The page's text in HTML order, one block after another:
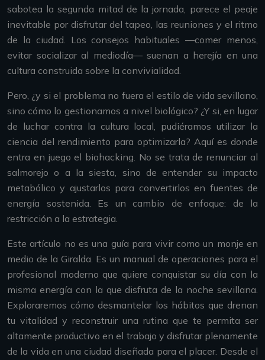
sabotea la segunda mitad de la jornada, parece el peaje
inevitable por disfrutar del tapeo, las reuniones y el ritmo
de la ciudad. Los consejos habituales —comer menos,
evitar socializar al mediodía— suenan a herejía en una
cultura construida sobre la convivialidad.
Pero, ¿y si el problema no fuera el estilo de vida sevillano,
sino cómo lo gestionamos a nivel biológico? ¿Y si, en lugar
de luchar contra la cultura local, pudiéramos utilizar la
ciencia del rendimiento para optimizarla? Aquí es donde
entra en juego el biohacking. No se trata de renunciar al
salmorejo o a la siesta, sino de entender su impacto
metabólico y ajustarlos para convertirlos en fuentes de
energía sostenida. Es un cambio de enfoque: de la
restricción a la estrategia.
Este artículo no es una guía para vivir como un monje en
medio de la Giralda. Es un manual de operaciones para el
profesional moderno que quiere conquistar su día con la
misma energía con la que disfruta de la noche sevillana.
Exploraremos cómo desmantelar los hábitos que drenan
tu vitalidad y reconstruir una rutina que te permita ser
altamente productivo en el trabajo y disfrutar plenamente
de la vida en una ciudad diseñada para el placer. Desde el